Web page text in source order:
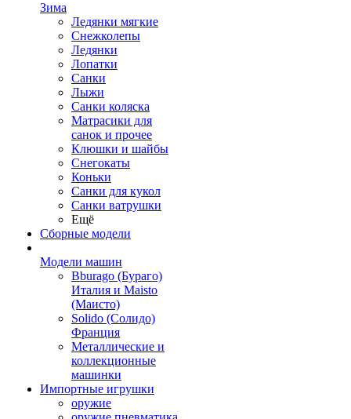
Зима
Ледянки мягкие
Снежколепы
Ледянки
Лопатки
Санки
Лыжи
Санки коляска
Матрасики для
санок и прочее
Клюшки и шайбы
Снегокаты
Коньки
Санки для кукол
Санки ватрушки
Ещё
Сборные модели
Модели машин
Bburago (Бураго)
Италия и Maisto
(Маисто)
Solido (Солидо)
Франция
Металлические и
коллекционные
машинки
Импортные игрушки
оружие